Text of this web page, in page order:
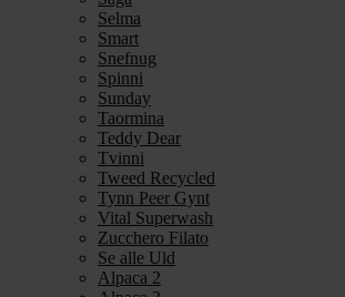
Selma
Smart
Snefnug
Spinni
Sunday
Taormina
Teddy Dear
Tvinni
Tweed Recycled
Tynn Peer Gynt
Vital Superwash
Zucchero Filato
Se alle Uld
Alpaca 2